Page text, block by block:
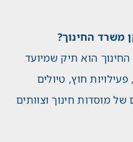
משרד החינוך?
הוא תיק שמיועד
חוץ, טיולים
מוסדות חינוך וצוותים